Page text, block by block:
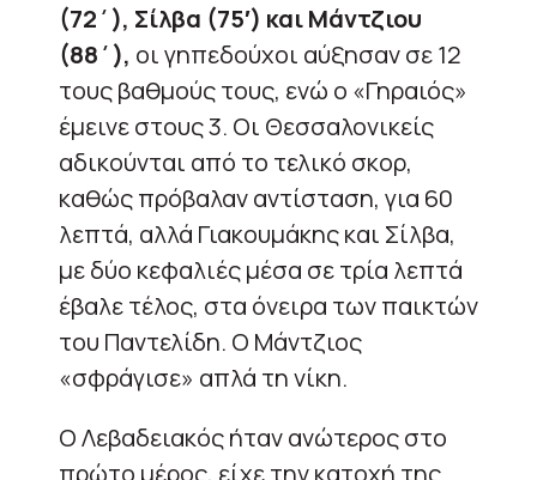
(72΄), Σίλβα (75′) και Μάντζιου
(88΄), οι γηπεδούχοι αύξησαν σε 12
τους βαθμούς τους, ενώ ο «Γηραιός»
έμεινε στους 3. Οι Θεσσαλονικείς
αδικούνται από το τελικό σκορ,
καθώς πρόβαλαν αντίσταση, για 60
λεπτά, αλλά Γιακουμάκης και Σίλβα,
με δύο κεφαλιές μέσα σε τρία λεπτά
έβαλε τέλος, στα όνειρα των παικτών
του Παντελίδη. Ο Μάντζιος
«σφράγισε» απλά τη νίκη.
Ο Λεβαδειακός ήταν ανώτερος στο
πρώτο μέρος, είχε την κατοχή της